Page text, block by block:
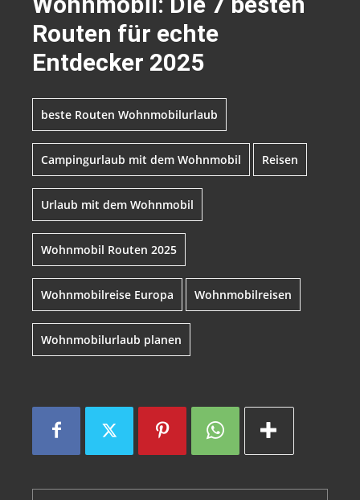
Routen für echte
Entdecker 2025
beste Routen Wohnmobilurlaub
Campingurlaub mit dem Wohnmobil Reisen
Urlaub mit dem Wohnmobil
Wohnmobil Routen 2025
Wohnmobilreise Europa Wohnmobilreisen
Wohnmobilurlaub planen